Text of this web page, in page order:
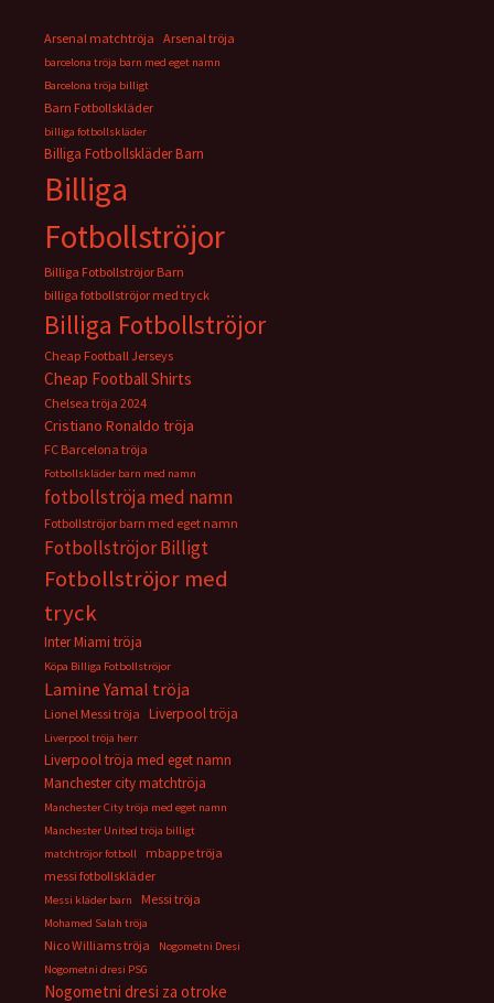
Arsenal matchtröja Arsenal tröja
barcelona tröja barn med eget namn
Barcelona tröja billigt
Barn Fotbollskläder
billiga fotbollskläder
Billiga Fotbollskläder Barn
Billiga
Fotbollströjor
Billiga Fotbollströjor Barn
billiga fotbollströjor med tryck
Billiga Fotbollströjor
Cheap Football Jerseys
Cheap Football Shirts
Chelsea tröja 2024
Cristiano Ronaldo tröja
FC Barcelona tröja
Fotbollskläder barn med namn
fotbollströja med namn
Fotbollströjor barn med eget namn
Fotbollströjor Billigt
Fotbollströjor med
tryck
Inter Miami tröja
Köpa Billiga Fotbollströjor
Lamine Yamal tröja
Lionel Messi tröja Liverpool tröja
Liverpool tröja herr
Liverpool tröja med eget namn
Manchester city matchtröja
Manchester City tröja med eget namn
Manchester United tröja billigt
matchtröjor fotboll
mbappe tröja
messi fotbollskläder
Messi kläder barn Messi tröja
Mohamed Salah tröja
Nico Williams tröja
Nogometni Dresi
Nogometni dresi PSG
Nogometni dresi za otroke